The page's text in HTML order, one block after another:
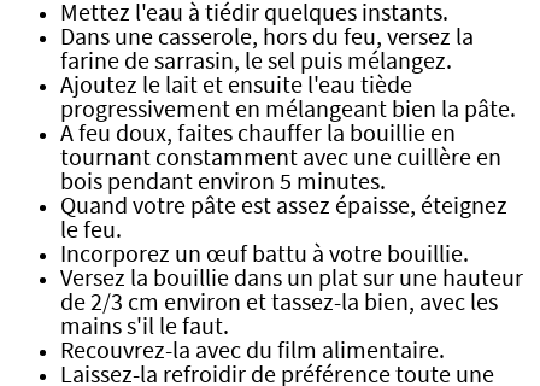
Mettez l'eau à tiédir quelques instants.
Dans une casserole, hors du feu, versez la
farine de sarrasin, le sel puis mélangez.
Ajoutez le lait et ensuite l'eau tiède
progressivement en mélangeant bien la pâte.
A feu doux, faites chauffer la bouillie en
tournant constamment avec une cuillère en
bois pendant environ 5 minutes.
Quand votre pâte est assez épaisse, éteignez
le feu.
Incorporez un œuf battu à votre bouillie.
Versez la bouillie dans un plat sur une hauteur
de 2/3 cm environ et tassez-la bien, avec les
mains s'il le faut.
Recouvrez-la avec du film alimentaire.
Laissez-la refroidir de préférence toute une